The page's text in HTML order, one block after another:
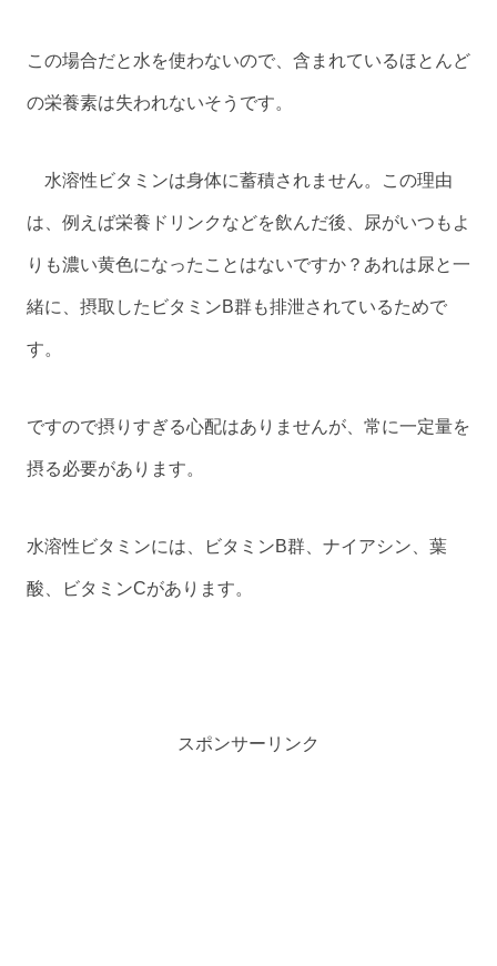
この場合だと水を使わないので、含まれているほとんど
の栄養素は失われないそうです。
水溶性ビタミンは身体に蓄積されません。この理由
は、例えば栄養ドリンクなどを飲んだ後、尿がいつもよ
りも濃い黄色になったことはないですか？あれは尿と一
緒に、摂取したビタミンB群も排泄されているためで
す。
ですので摂りすぎる心配はありませんが、常に一定量を
摂る必要があります。
水溶性ビタミンには、ビタミンB群、ナイアシン、葉
酸、ビタミンCがあります。
スポンサーリンク